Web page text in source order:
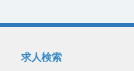
求人検索